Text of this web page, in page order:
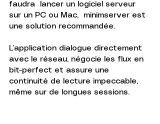
faudra  lancer un logiciel serveur
sur un PC ou Mac,  minimserver est
une solution recommandée.
L’application dialogue directement
avec le réseau, négocie les flux en
bit-perfect et assure une
continuité de lecture impeccable,
même sur de longues sessions.